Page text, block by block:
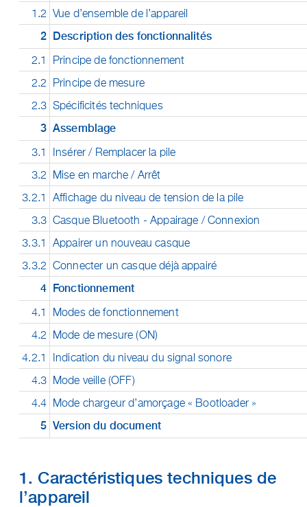
1.2 Vue d’ensemble de l’appareil
2 Description des fonctionnalités
2.1
Principe de fonctionnement
2.2
Principe de mesure
2.3 Spécificités techniques
3 Assemblage
3.1
Insérer / Remplacer la pile
3.2
Mise en marche / Arrêt
3.2.1
Affichage du niveau de tension de la pile
3.3 Casque Bluetooth - Appairage / Connexion
3.3.1
Appairer un nouveau casque
3.3.2 Connecter un casque déjà appairé
4 Fonctionnement
4.1
Modes de fonctionnement
4.2
Mode de mesure (ON)
4.2.1
Indication du niveau du signal sonore
4.3 Mode veille (OFF)
4.4 Mode chargeur d’amorçage « Bootloader »
5 Version du document
1. Caractéristiques techniques de
l’appareil